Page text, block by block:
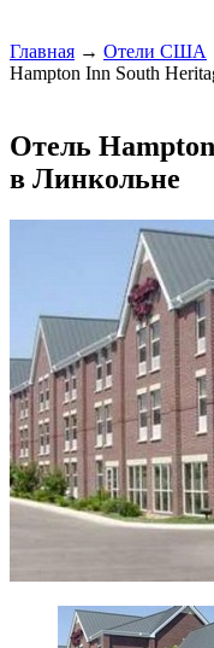
Главная → Отели США
Hampton Inn South
Отель
в Линкольне